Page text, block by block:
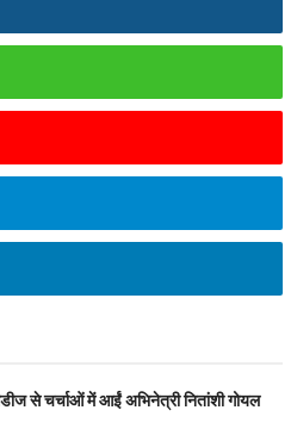
से चर्चाओं में आईं अभिनेत्री नितांशी गोयल